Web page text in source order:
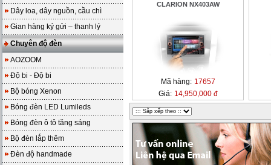
Dây loa, dây nguồn, cầu chì
Gian hàng ký gửi – thanh lý
Chuyên độ đèn
AOZOOM
Độ bi - Độ bi
Bộ bóng Xenon
Bóng đèn LED Lumileds
Bóng đèn ô tô tăng sáng
Bộ đèn lắp thêm
Đèn độ handmade
CLARION NX403AW
Mã hàng: 17657
Giá: 14,950,000 đ